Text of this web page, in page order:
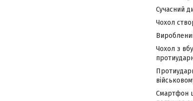
Сучасний
Чохол
Чохол з
Смартфон